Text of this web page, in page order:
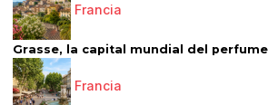
Francia
Grasse, la capital mundial del
Francia